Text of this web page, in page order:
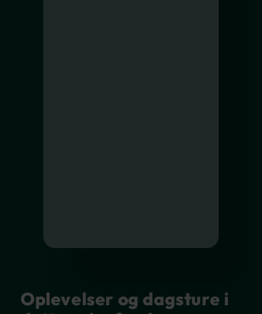
Oplevelser og dagsture i